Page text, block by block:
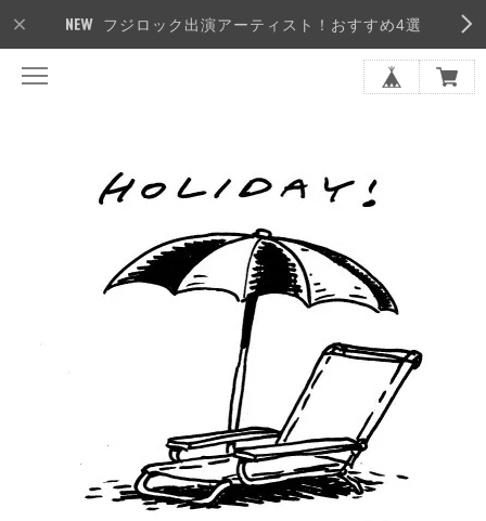
フジロック出演アーティスト！おすすめ4選